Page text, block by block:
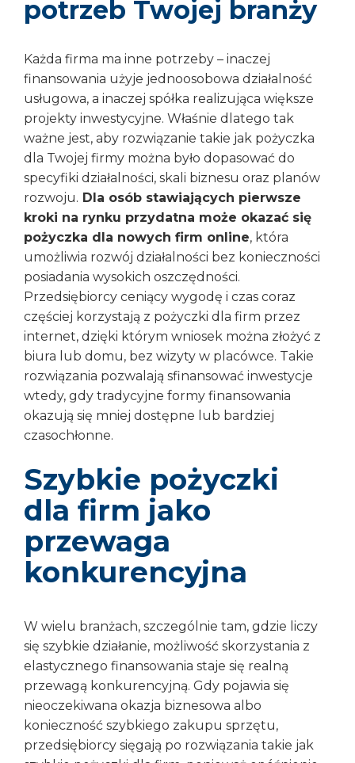
potrzeb Twojej branży
Każda firma ma inne potrzeby – inaczej
finansowania użyje jednoosobowa działalność
usługowa, a inaczej spółka realizująca większe
projekty inwestycyjne. Właśnie dlatego tak
ważne jest, aby rozwiązanie takie jak pożyczka
dla Twojej firmy można było dopasować do
specyfiki działalności, skali biznesu oraz planów
rozwoju. Dla osób stawiających pierwsze
kroki na rynku przydatna może okazać się
pożyczka dla nowych firm online, która
umożliwia rozwój działalności bez konieczności
posiadania wysokich oszczędności.
Przedsiębiorcy ceniący wygodę i czas coraz
częściej korzystają z pożyczki dla firm przez
internet, dzięki którym wniosek można złożyć z
biura lub domu, bez wizyty w placówce. Takie
rozwiązania pozwalają sfinansować inwestycje
wtedy, gdy tradycyjne formy finansowania
okazują się mniej dostępne lub bardziej
czasochłonne.
Szybkie pożyczki
dla firm jako
przewaga
konkurencyjna
W wielu branżach, szczególnie tam, gdzie liczy
się szybkie działanie, możliwość skorzystania z
elastycznego finansowania staje się realną
przewagą konkurencyjną. Gdy pojawia się
nieoczekiwana okazja biznesowa albo
konieczność szybkiego zakupu sprzętu,
przedsiębiorcy sięgają po rozwiązania takie jak